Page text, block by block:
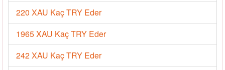
220 XAU Kaç TRY Eder
1965 XAU Kaç TRY Eder
242 XAU Kaç TRY Eder